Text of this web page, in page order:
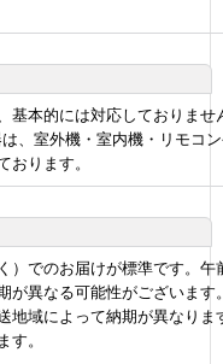
基本的には対応しておりませ
、室外機・室内機・リモコ
おります。
）でのお届けが標準です。午
が異なる可能性がございます
地域によって納期が異なりま
す。